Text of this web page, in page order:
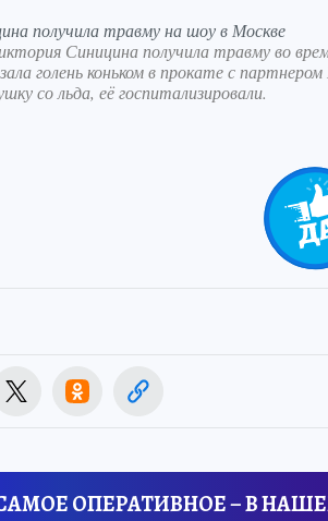
получила травму на шоу в Москве
Синицина получила травму во
голень коньком в прокате с
со льда, её госпитализировали.
ОПЕРАТИВНОЕ – В